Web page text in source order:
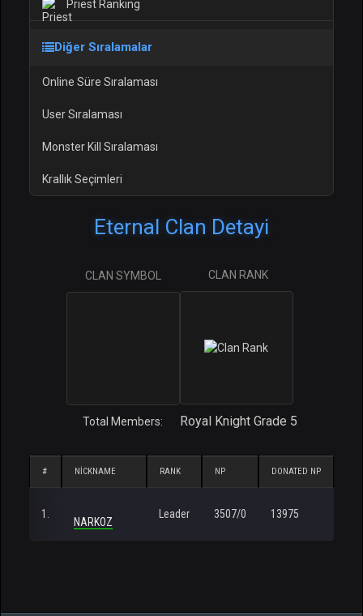
Priest Ranking
Diğer Sıralamalar
Online Süre Sıralaması
User Sıralaması
Monster Kill Sıralaması
Krallık Seçimleri
Eternal Clan Detayi
CLAN SYMBOL
Total Members:
CLAN RANK
Royal Knight Grade 5
# NICKNAME RANK NP DONATED NP
1.
NARKOZ
Leader 3507/0 13975